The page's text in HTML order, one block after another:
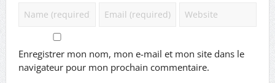
Enregistrer mon nom, mon e-mail et mon site dans le
navigateur pour mon prochain commentaire.